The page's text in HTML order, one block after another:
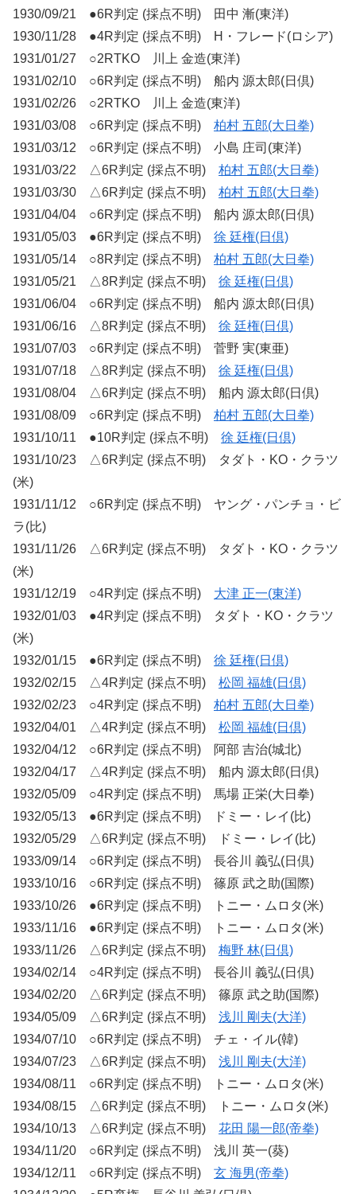
1930/09/21 ●6R判定 (採点不明) 田中 漸(東洋)
1930/11/28 ●4R判定 (採点不明) H・フレード(ロシア)
1931/01/27 ○2RTKO 川上 金造(東洋)
1931/02/10 ○6R判定 (採点不明) 船内 源太郎(日倶)
1931/02/26 ○2RTKO 川上 金造(東洋)
1931/03/08 ○6R判定 (採点不明) 柏村 五郎(大日拳)
1931/03/12 ○6R判定 (採点不明) 小島 庄司(東洋)
1931/03/22 △6R判定 (採点不明) 柏村 五郎(大日拳)
1931/03/30 △6R判定 (採点不明) 柏村 五郎(大日拳)
1931/04/04 ○6R判定 (採点不明) 船内 源太郎(日倶)
1931/05/03 ●6R判定 (採点不明) 徐 廷権(日倶)
1931/05/14 ○8R判定 (採点不明) 柏村 五郎(大日拳)
1931/05/21 △8R判定 (採点不明) 徐 廷権(日倶)
1931/06/04 ○6R判定 (採点不明) 船内 源太郎(日倶)
1931/06/16 △8R判定 (採点不明) 徐 廷権(日倶)
1931/07/03 ○6R判定 (採点不明) 菅野 実(東亜)
1931/07/18 △8R判定 (採点不明) 徐 廷権(日倶)
1931/08/04 △6R判定 (採点不明) 船内 源太郎(日倶)
1931/08/09 ○6R判定 (採点不明) 柏村 五郎(大日拳)
1931/10/11 ●10R判定 (採点不明) 徐 廷権(日倶)
1931/10/23 △6R判定 (採点不明) タダト・KO・クラツ
(米)
1931/11/12 ○6R判定 (採点不明) ヤング・パンチョ・ビ
ラ(比)
1931/11/26 △6R判定 (採点不明) タダト・KO・クラツ
(米)
1931/12/19 ○4R判定 (採点不明) 大津 正一(東洋)
1932/01/03 ●4R判定 (採点不明) タダト・KO・クラツ
(米)
1932/01/15 ●6R判定 (採点不明) 徐 廷権(日倶)
1932/02/15 △4R判定 (採点不明) 松岡 福雄(日倶)
1932/02/23 ○4R判定 (採点不明) 柏村 五郎(大日拳)
1932/04/01 △4R判定 (採点不明) 松岡 福雄(日倶)
1932/04/12 ○6R判定 (採点不明) 阿部 吉治(城北)
1932/04/17 △4R判定 (採点不明) 船内 源太郎(日倶)
1932/05/09 ○4R判定 (採点不明) 馬場 正栄(大日拳)
1932/05/13 ●6R判定 (採点不明) ドミー・レイ(比)
1932/05/29 △6R判定 (採点不明) ドミー・レイ(比)
1933/09/14 ○6R判定 (採点不明) 長谷川 義弘(日倶)
1933/10/16 ○6R判定 (採点不明) 篠原 武之助(国際)
1933/10/26 ●6R判定 (採点不明) トニー・ムロタ(米)
1933/11/16 ●6R判定 (採点不明) トニー・ムロタ(米)
1933/11/26 △6R判定 (採点不明) 梅野 林(日倶)
1934/02/14 ○4R判定 (採点不明) 長谷川 義弘(日倶)
1934/02/20 △6R判定 (採点不明) 篠原 武之助(国際)
1934/05/09 △6R判定 (採点不明) 浅川 剛夫(大洋)
1934/07/10 ○6R判定 (採点不明) チェ・イル(韓)
1934/07/23 △6R判定 (採点不明) 浅川 剛夫(大洋)
1934/08/11 ○6R判定 (採点不明) トニー・ムロタ(米)
1934/08/15 △6R判定 (採点不明) トニー・ムロタ(米)
1934/10/13 △6R判定 (採点不明) 花田 陽一郎(帝拳)
1934/11/20 ○6R判定 (採点不明) 浅川 英一(葵)
1934/12/11 ○6R判定 (採点不明) 玄 海男(帝拳)